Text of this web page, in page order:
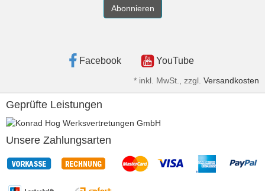
Abonnieren
Facebook YouTube
* inkl. MwSt., zzgl. Versandkosten
Geprüfte Leistungen
Unsere Zahlungsarten